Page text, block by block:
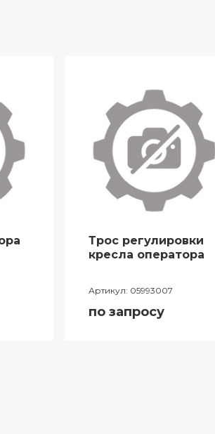
Трос регулировки
кресла оператора
Артикул: 05993007
по запросу